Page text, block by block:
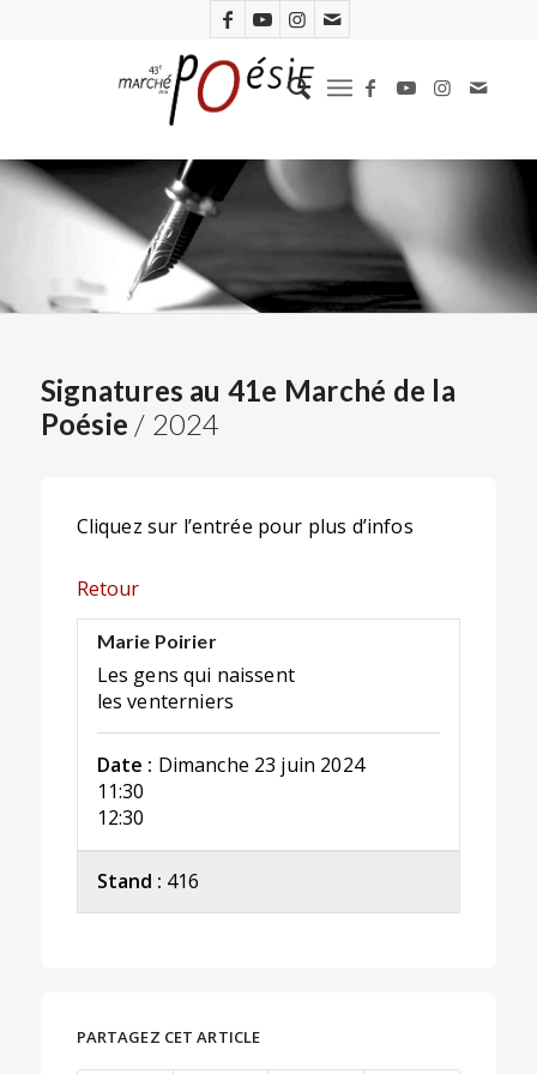
Signatures au 41e Marché de la
Poésie / 2024
Cliquez sur l’entrée pour plus d’infos
Retour
Marie Poirier
Les gens qui naissent
les venterniers
Date : Dimanche 23 juin 2024
11:30
12:30
Stand : 416
PARTAGEZ CET ARTICLE